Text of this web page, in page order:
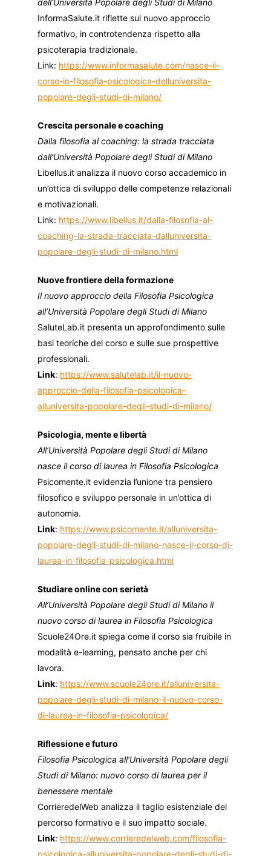
dell’Università Popolare degli Studi di Milano
InformaSalute.it riflette sul nuovo approccio
formativo, in controtendenza rispetto alla
psicoterapia tradizionale.
Link: https://www.informasalute.com/nasce-il-
corso-in-filosofia-psicologica-delluniversita-
popolare-degli-studi-di-milano/
Crescita personale e coaching
Dalla filosofia al coaching: la strada tracciata
dall’Università Popolare degli Studi di Milano
Libellus.it analizza il nuovo corso accademico in
un’ottica di sviluppo delle competenze relazionali
e motivazionali.
Link: https://www.libellus.it/dalla-filosofia-al-
coaching-la-strada-tracciata-dalluniversita-
popolare-degli-studi-di-milano.html
Nuove frontiere della formazione
Il nuovo approccio della Filosofia Psicologica
all’Università Popolare degli Studi di Milano
SaluteLab.it presenta un approfondimento sulle
basi teoriche del corso e sulle sue prospettive
professionali.
Link: https://www.salutelab.it/il-nuovo-
approccio-della-filosofia-psicologica-
alluniversita-popolare-degli-studi-di-milano/
Psicologia, mente e libertà
All’Università Popolare degli Studi di Milano
nasce il corso di laurea in Filosofia Psicologica
Psicomente.it evidenzia l’unione tra pensiero
filosofico e sviluppo personale in un’ottica di
autonomia.
Link: https://www.psicomente.it/alluniversita-
popolare-degli-studi-di-milano-nasce-il-corso-di-
laurea-in-filosofia-psicologica.html
Studiare online con serietà
All’Università Popolare degli Studi di Milano il
nuovo corso di laurea in Filosofia Psicologica
Scuole24Ore.it spiega come il corso sia fruibile in
modalità e-learning, pensato anche per chi
lavora.
Link: https://www.scuole24ore.it/alluniversita-
popolare-degli-studi-di-milano-il-nuovo-corso-
di-laurea-in-filosofia-psicologica/
Riflessione e futuro
Filosofia Psicologica all’Università Popolare degli
Studi di Milano: nuovo corso di laurea per il
benessere mentale
CorrieredelWeb analizza il taglio esistenziale del
percorso formativo e il suo impatto sociale.
Link: https://www.corrieredelweb.com/filosofia-
psicologica-alluniversita-popolare-degli-studi-di-